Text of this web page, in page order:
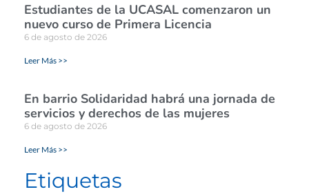
Estudiantes de la UCASAL comenzaron un
nuevo curso de Primera Licencia
6 de agosto de 2026
Leer Más >>
En barrio Solidaridad habrá una jornada de
servicios y derechos de las mujeres
6 de agosto de 2026
Leer Más >>
Etiquetas